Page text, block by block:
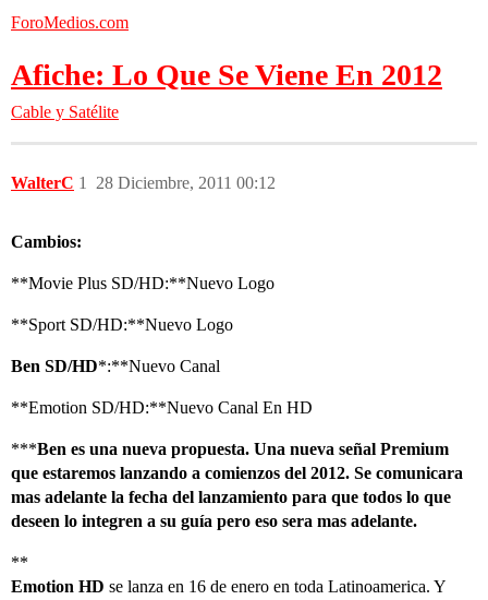
ForoMedios.com
Afiche: Lo Que Se Viene En 2012
Cable y Satélite
WalterC 28 Diciembre, 2011 00:12
1
Cambios:
**Movie Plus SD/HD:**Nuevo Logo
**Sport SD/HD:**Nuevo Logo
Ben SD/HD*:**Nuevo Canal
**Emotion SD/HD:**Nuevo Canal En HD
***Ben es una nueva propuesta. Una nueva señal Premium
que estaremos lanzando a comienzos del 2012. Se comunicara
mas adelante la fecha del lanzamiento para que todos lo que
deseen lo integren a su guía pero eso sera mas adelante.
**
Emotion HD se lanza en 16 de enero en toda Latinoamerica. Y